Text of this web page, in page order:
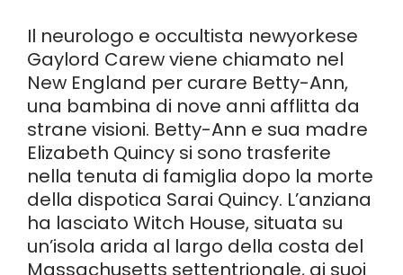
Il neurologo e occultista newyorkese
Gaylord Carew viene chiamato nel
New England per curare Betty-Ann,
una bambina di nove anni afflitta da
strane visioni. Betty-Ann e sua madre
Elizabeth Quincy si sono trasferite
nella tenuta di famiglia dopo la morte
della dispotica Sarai Quincy. L’anziana
ha lasciato Witch House, situata su
un’isola arida al largo della costa del
Massachusetts settentrionale, ai suoi